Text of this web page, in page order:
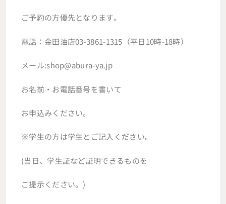
ご予約の方優先となります。
電話：金田油店03-3861-1315（平日10時-18時）
メール:shop@abura-ya.jp
お名前・お電話番号を書いて
お申込みください。
※学生の方は学生とご記入ください。
(当日、学生証など証明できるものを
ご提示ください。)